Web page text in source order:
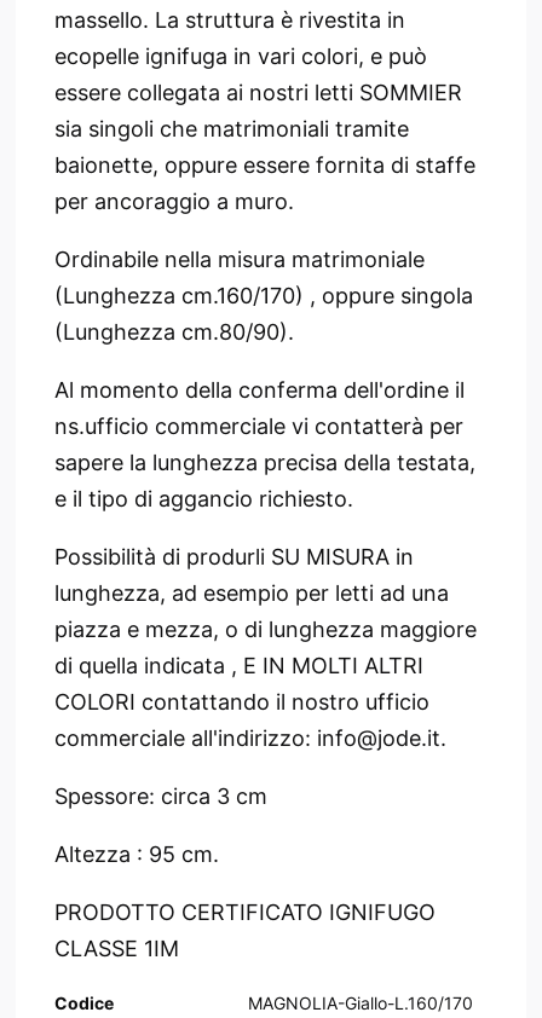
massello. La struttura è rivestita in
ecopelle ignifuga in vari colori, e può
essere collegata ai nostri letti SOMMIER
sia singoli che matrimoniali tramite
baionette, oppure essere fornita di staffe
per ancoraggio a muro.
Ordinabile nella misura matrimoniale
(Lunghezza cm.160/170) , oppure singola
(Lunghezza cm.80/90).
Al momento della conferma dell'ordine il
ns.ufficio commerciale vi contatterà per
sapere la lunghezza precisa della testata,
e il tipo di aggancio richiesto.
Possibilità di produrli SU MISURA in
lunghezza, ad esempio per letti ad una
piazza e mezza, o di lunghezza maggiore
di quella indicata , E IN MOLTI ALTRI
COLORI contattando il nostro ufficio
commerciale all'indirizzo: info@jode.it.
Spessore: circa 3 cm
Altezza : 95 cm.
PRODOTTO CERTIFICATO IGNIFUGO
CLASSE 1IM
Codice
MAGNOLIA-Giallo-L.160/170